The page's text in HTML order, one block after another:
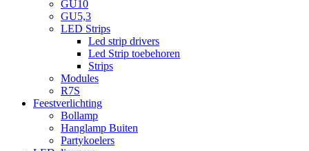
GU10
GU5,3
LED Strips
Led strip drivers
Led Strip toebehoren
Strips
Modules
R7S
Feestverlichting
Bollamp
Hanglamp Buiten
Partykoelers